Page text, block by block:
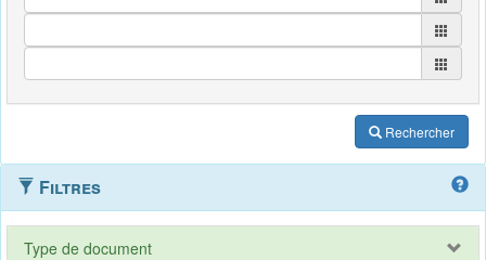
Rechercher
Filtres
Type de document